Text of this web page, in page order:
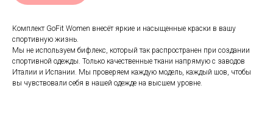
Комплект GoFit Women внесёт яркие и насыщенные краски в вашу
спортивную жизнь.
Мы не используем бифлекс, который так распространен при создании
спортивной одежды. Только качественные ткани напрямую с заводов
Италии и Испании. Мы проверяем каждую модель, каждый шов, чтобы
вы чувствовали себя в нашей одежде на высшем уровне.